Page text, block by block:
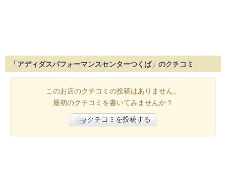
「アディダスパフォーマンスセンターつくば」のクチコミ
このお店のクチコミの投稿はありません。
最初のクチコミを書いてみませんか？
クチコミを投稿する